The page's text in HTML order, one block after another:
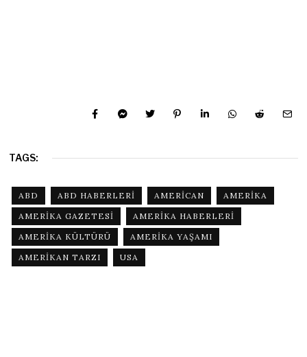
TAGS:
ABD ABD HABERLERI AMERICAN
AMERIKA
AMERIKA GAZETESI
AMERIKA HABERLERI
AMERIKA KÜLTÜRÜ
AMERIKA YAŞAMI
AMERIKAN TARZI
USA